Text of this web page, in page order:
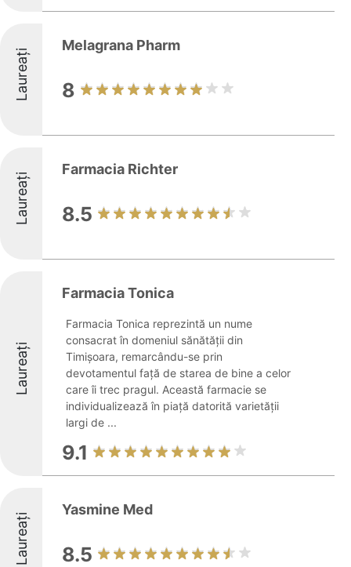
Laureați
Melagrana Pharm
8
Laureați
Farmacia Richter
8.5
Laureați
Farmacia Tonica
Farmacia Tonica reprezintă un nume
consacrat în domeniul sănătății din
Timișoara, remarcându-se prin
devotamentul față de starea de bine a celor
care îi trec pragul. Această farmacie se
individualizează în piață datorită varietății
largi de ...
9.1
Laureați
Yasmine Med
8.5